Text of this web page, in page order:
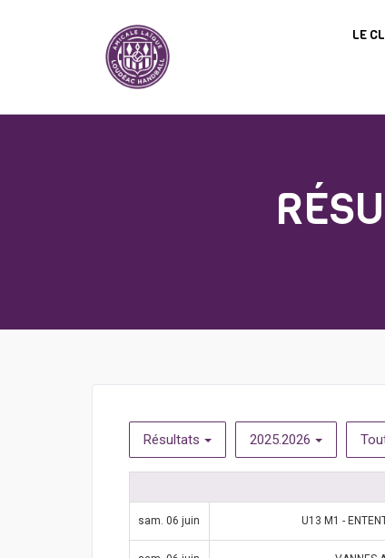
LE
Résultats 2025.2026
sam. 06 juin U13 M1 -